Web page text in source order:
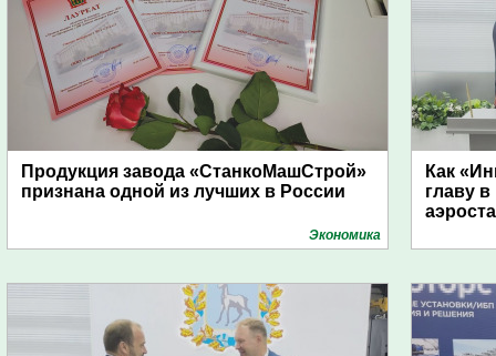
Продукция завода «СтанкоМашСтрой»
признана одной из лучших в России
Экономика
Как
главу